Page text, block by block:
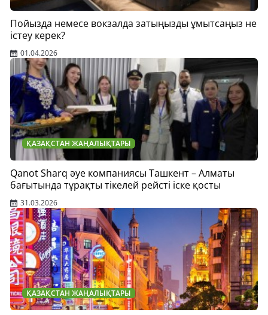
Пойызда немесе вокзалда затыңызды ұмытсаңыз не
істеу керек?
01.04.2026
ҚАЗАҚСТАН ЖАҢАЛЫҚТАРЫ
Qanot Sharq әуе компаниясы Ташкент – Алматы
бағытында тұрақты тікелей рейсті іске қосты
31.03.2026
ҚАЗАҚСТАН ЖАҢАЛЫҚТАРЫ